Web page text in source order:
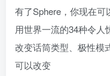
有了Sphere，你现在可
用世界一流的34种令
改变话筒类型、极性模
可以改变